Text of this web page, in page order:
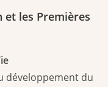
et les Premières
développement du